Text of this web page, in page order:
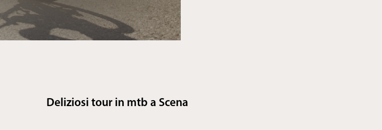
Deliziosi tour in mtb a Scena